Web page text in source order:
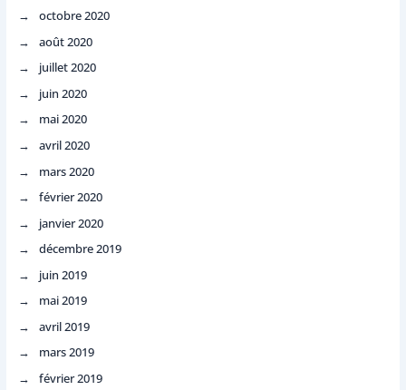
octobre 2020
août 2020
juillet 2020
juin 2020
mai 2020
avril 2020
mars 2020
février 2020
janvier 2020
décembre 2019
juin 2019
mai 2019
avril 2019
mars 2019
février 2019